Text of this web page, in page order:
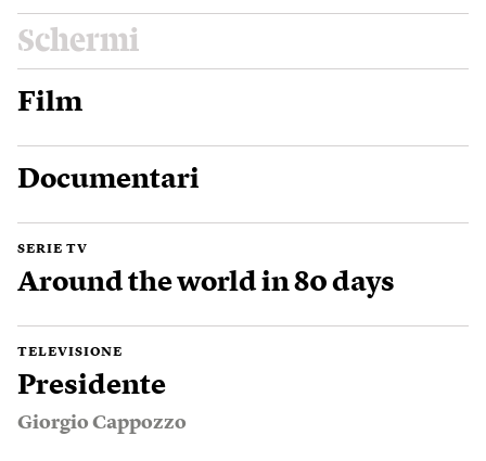
Schermi
Film
Documentari
SERIE TV
Around the world in 80 days
TELEVISIONE
Presidente
Giorgio Cappozzo